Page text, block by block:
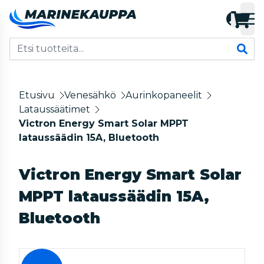
Etusivu Venesähkö
Aurinkopaneelit
Lataussäätimet
Victron Energy Smart Solar MPPT
lataussäädin 15A, Bluetooth
Victron Energy Smart Solar
MPPT lataussäädin 15A,
Bluetooth